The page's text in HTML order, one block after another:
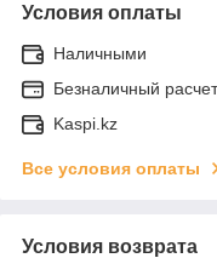
Условия оплаты
Наличными
Безналичный расчет
Kaspi.kz
Все условия оплаты
Условия возврата